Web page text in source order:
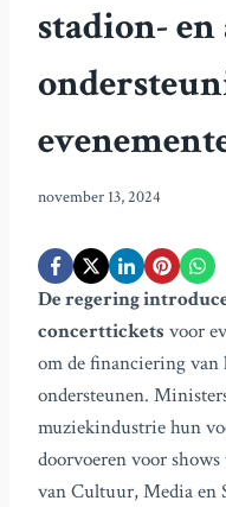
stadion-
november 13, 2024
De regering
concerttickets voor
om de financiering van
ondersteunen.
muziekindustrie hun
doorvoeren voor
van Cultuur, Media en